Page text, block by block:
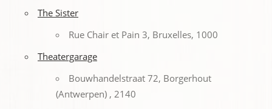
The Sister
Rue Chair et Pain 3, Bruxelles, 1000
Theatergarage
Bouwhandelstraat 72, Borgerhout
(Antwerpen) , 2140